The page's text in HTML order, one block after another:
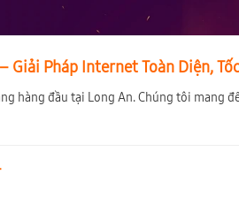
Giải Pháp Internet Toàn Diện,
hàng đầu tại Long An. Chúng tôi mang